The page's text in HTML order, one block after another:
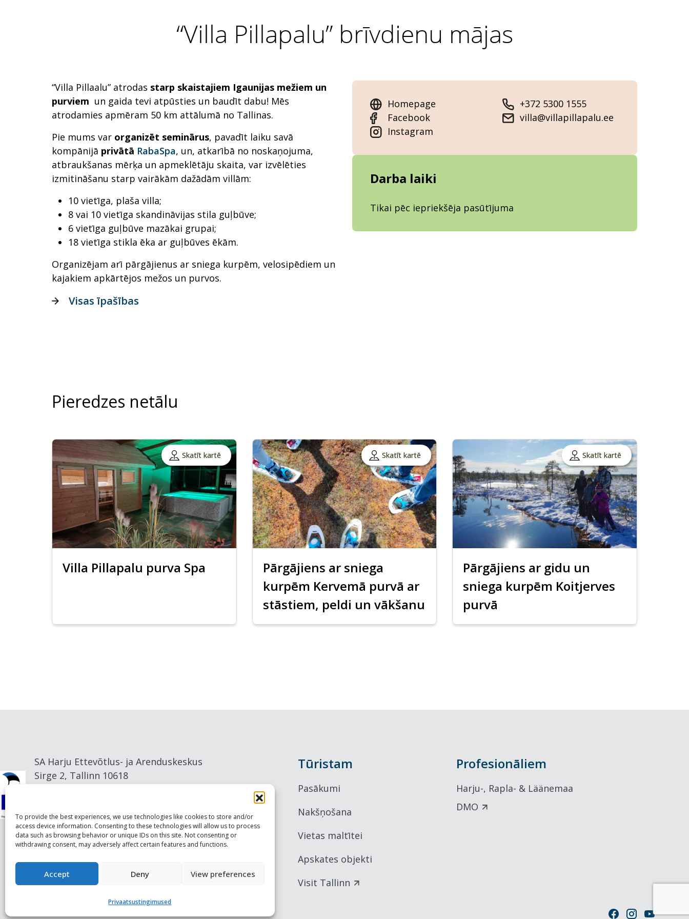
To provide the best experiences, we use technologies like cookies to store and/or
access device information. Consenting to these technologies will allow us to process
data such as browsing behavior or unique IDs on this site. Not consenting or
withdrawing consent, may adversely affect certain features and functions.
Accept Deny View preferences
Privaatsustingimused
“Villa Pillapalu” brīvdienu mājas
“Villa Pillaalu” atrodas starp skaistajiem Igaunijas mežiem un
purviem un gaida tevi atpūsties un baudīt dabu! Mēs
atrodamies apmēram 50 km attālumā no Tallinas.
Pie mums var organizēt seminārus, pavadīt laiku savā
kompānijā privātā RabaSpa, un, atkarībā no noskaņojuma,
atbraukšanas mērķa un apmeklētāju skaita, var izvēlēties
izmitināšanu starp vairākām dažādām villām:
10 vietīga, plaša villa;
8 vai 10 vietīga skandināvijas stila guļbūve;
6 vietīga guļbūve mazākai grupai;
18 vietīga stikla ēka ar guļbūves ēkām.
Organizējam arī pārgājienus ar sniega kurpēm, velosipēdiem un
kajakiem apkārtējos mežos un purvos.
Homepage
Facebook
Instagram
+372 5300 1555
villa@villapillapalu.ee
Darba laiki
Tikai pēc iepriekšēja pasūtījuma
Visas īpašības
Pieredzes netālu
Skatīt kartē
Villa Pillapalu purva Spa
Skatīt kartē
Pārgājiens ar sniega
kurpēm Kervemā purvā ar
stāstiem, peldi un vākšanu
Skatīt kartē
Pārgājiens ar gidu un
sniega kurpēm Koitjerves
purvā
SA Harju Ettevõtlus- ja Arenduskeskus
Sirge 2, Tallinn 10618
Tūristam
Pasākumi
Nakšņošana
Vietas maltītei
Apskates objekti
Visit Tallinn
Profesionāliem
Harju-, Rapla- & Läänemaa
DMO